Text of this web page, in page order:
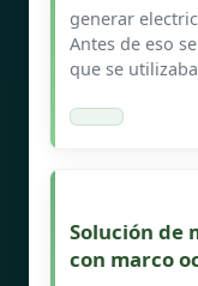
generar
Antes de eso
que se
Solución de
con marco